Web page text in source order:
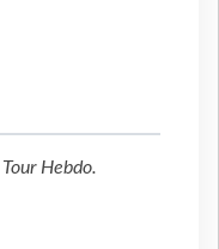
Tour Hebdo.